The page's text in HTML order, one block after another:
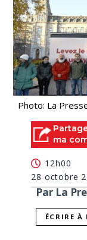
Photo: La
ma
12h00
28 octobre
Par La
ÉCRIRE À